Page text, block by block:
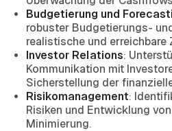
Budgetierung und
robuster Budgetierungs-
realistische und erreichbare
Investor Relations:
Kommunikation mit
Sicherstellung der
Risikomanagement:
Risiken und Entwicklung
Minimierung.